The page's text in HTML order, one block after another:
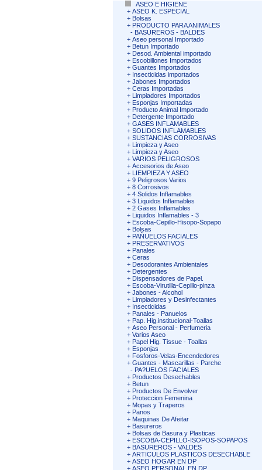
ASEO E HIGIENE
+ ASEO K. ESPECIAL
+ Bolsas
+ PRODUCTO PARA ANIMALES
- BASUREROS - BALDES
+ Aseo personal Importado
+ Betun Importado
+ Desod. Ambiental importado
+ Escobillones Importados
+ Guantes Importados
+ Insecticidas importados
+ Jabones Importados
+ Ceras Importadas
+ Limpiadores Importados
+ Esponjas Importadas
+ Producto Animal Importado
+ Detergente Importado
+ GASES INFLAMABLES
+ SOLIDOS INFLAMABLES
+ SUSTANCIAS CORROSIVAS
+ Limpieza y Aseo
+ Limpieza y Aseo
+ VARIOS PELIGROSOS
+ Accesorios de Aseo
+ LIEMPIEZA Y ASEO
+ 9 Peligrosos Varios
+ 8 Corrosivos
+ 4 Solidos Inflamables
+ 3 Liquidos Inflamables
+ 2 Gases Inflamables
+ Liquidos Inflamables - 3
+ Escoba-Cepillo-Hisopo-Sopapo
+ Bolsas
+ PAÑUELOS FACIALES
+ PRESERVATIVOS
+ Panales
+ Ceras
+ Desodorantes Ambientales
+ Detergentes
+ Dispensadores de Papel.
+ Escoba-Virutilla-Cepillo-pinza
+ Jabones - Alcohol
+ Limpiadores y Desinfectantes
+ Insecticidas
+ Panales - Panuelos
+ Pap. Hig.institucional-Toallas
+ Aseo Personal - Perfumeria
+ Varios Aseo
+ Papel Hig. Tissue - Toallas
+ Esponjas
+ Fosforos-Velas-Encendedores
+ Guantes - Mascarillas - Parche
- PA?UELOS FACIALES
+ Productos Desechables
+ Betun
+ Productos De Envolver
+ Proteccion Femenina
+ Mopas y Traperos
+ Panos
+ Maquinas De Afeitar
+ Basureros
+ Bolsas de Basura y Plasticas
+ ESCOBA-CEPILLO-ISOPOS-SOPAPOS
+ BASUREROS - VALDES
+ ARTICULOS PLASTICOS DESECHABLE
+ ASEO HOGAR EN DP
+ ASEO PERSONAL EN DP